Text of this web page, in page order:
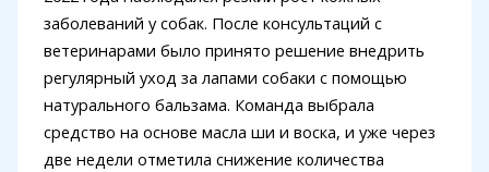
заболеваний у собак. После консультаций с
ветеринарами было принято решение внедрить
регулярный уход за лапами собаки с помощью
натурального бальзама. Команда выбрала
средство на основе масла ши и воска, и уже через
две недели отметила снижение количества